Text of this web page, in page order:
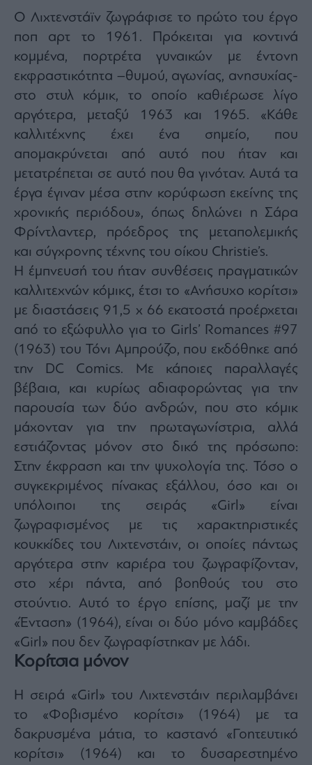
Ο Λιχτενστάϊν ζωγράφισε το πρώτο του έργο
ποπ αρτ το 1961. Πρόκειται για κοντινά
κομμένα, πορτρέτα γυναικών με έντονη
εκφραστικότητα –θυμού, αγωνίας, ανησυχίας-
στο στυλ κόμικ, το οποίο καθιέρωσε λίγο
αργότερα, μεταξύ 1963 και 1965. «Κάθε
καλλιτέχνης έχει ένα σημείο, που
απομακρύνεται από αυτό που ήταν και
μετατρέπεται σε αυτό που θα γινόταν. Αυτά τα
έργα έγιναν μέσα στην κορύφωση εκείνης της
χρονικής περιόδου», όπως δηλώνει η Σάρα
Φρίντλαντερ, πρόεδρος της μεταπολεμικής
και σύγχρονης τέχνης του οίκου Christie’s.
Η έμπνευσή του ήταν συνθέσεις πραγματικών
καλλιτεχνών κόμικς, έτσι το «Ανήσυχο κορίτσι»
με διαστάσεις 91,5 χ 66 εκατοστά προέρχεται
από το εξώφυλλο για το Girls’ Romances #97
(1963) του Τόνι Αμπρούζο, που εκδόθηκε από
την DC Comics. Με κάποιες παραλλαγές
βέβαια, και κυρίως αδιαφορώντας για την
παρουσία των δύο ανδρών, που στο κόμικ
μάχονταν για την πρωταγωνίστρια, αλλά
εστιάζοντας μόνον στο δικό της πρόσωπο:
Στην έκφραση και την ψυχολογία της. Τόσο ο
συγκεκριμένος πίνακας εξάλλου, όσο και οι
υπόλοιποι της σειράς «Girl» είναι
ζωγραφισμένος με τις χαρακτηριστικές
κουκκίδες του Λιχτενστάιν, οι οποίες πάντως
αργότερα στην καριέρα του ζωγραφίζονταν,
στο χέρι πάντα, από βοηθούς του στο
στούντιο. Αυτό το έργο επίσης, μαζί με την
«Ένταση» (1964), είναι οι δύο μόνο καμβάδες
«Girl» που δεν ζωγραφίστηκαν με λάδι.
Κορίτσια μόνον
Η σειρά «Girl» του Λιχτενστάιν περιλαμβάνει
το «Φοβισμένο κορίτσι» (1964) με τα
δακρυσμένα μάτια, το καστανό «Γοητευτικό
κορίτσι» (1964) και το δυσαρεστημένο